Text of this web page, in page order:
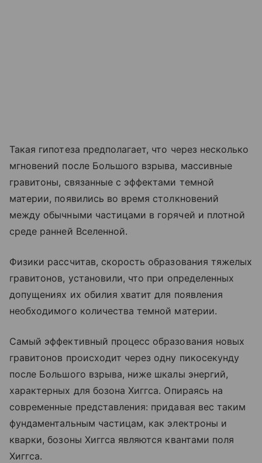
Такая гипотеза предполагает, что через несколько
мгновений после Большого взрыва, массивные
гравитоны, связанные с эффектами темной
материи, появились во время столкновений
между обычными частицами в горячей и плотной
среде ранней Вселенной.
Физики рассчитав, скорость образования тяжелых
гравитонов, установили, что при определенных
допущениях их обилия хватит для появления
необходимого количества темной материи.
Самый эффективный процесс образования новых
гравитонов происходит через одну пикосекунду
после Большого взрыва, ниже шкалы энергий,
характерных для бозона Хиггса. Опираясь на
современные представления: придавая вес таким
фундаментальным частицам, как электроны и
кварки, бозоны Хиггса являются квантами поля
Хиггса.